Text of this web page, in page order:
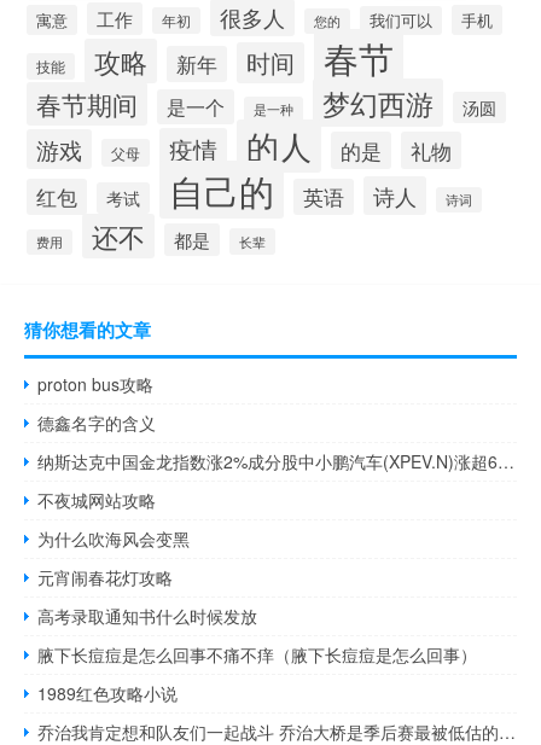
寓意 工作 年初 很多人 您的 我们可以 手机
技能 攻略 新年 时间 春节
春节期间 是一个 是一种 梦幻西游 汤圆
游戏 父母 疫情 的人 的是 礼物
红包 考试 自己的 英语 诗人 诗词
费用 还不 都是 长辈
猜你想看的文章
proton bus攻略
德鑫名字的含义
纳斯达克中国金龙指数涨2%成分股中小鹏汽车(XPEV.N)涨超6%新东方(EDU.N)、哔哩哔哩(BILI.O)、网易(NTES.O)涨超4%好未来(TAL.N)涨超3%
不夜城网站攻略
为什么吹海风会变黑
元宵闹春花灯攻略
高考录取通知书什么时候发放
腋下长痘痘是怎么回事不痛不痒（腋下长痘痘是怎么回事）
1989红色攻略小说
乔治我肯定想和队友们一起战斗 乔治大桥是季后赛最被低估的球员他的成星之路已搭建好